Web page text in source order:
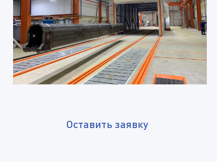
Оставить заявку